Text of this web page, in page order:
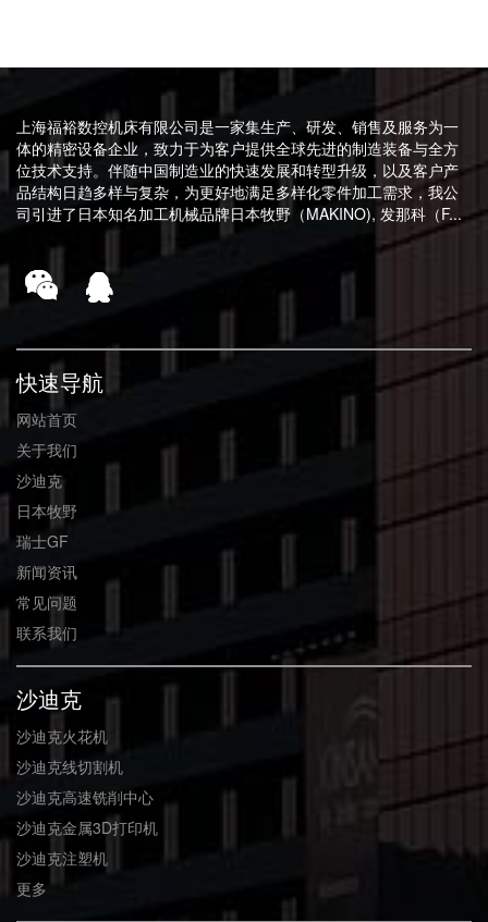
上海福裕数控机床有限公司是一家集生产、研发、销售及服务为一
体的精密设备企业，致力于为客户提供全球先进的制造装备与全方
位技术支持。伴随中国制造业的快速发展和转型升级，以及客户产
品结构日趋多样与复杂，为更好地满足多样化零件加工需求，我公
司引进了日本知名加工机械品牌日本牧野（MAKINO), 发那科（F...
快速导航
网站首页
关于我们
沙迪克
日本牧野
瑞士GF
新闻资讯
常见问题
联系我们
沙迪克
沙迪克火花机
沙迪克线切割机
沙迪克高速铣削中心
沙迪克金属3D打印机
沙迪克注塑机
更多